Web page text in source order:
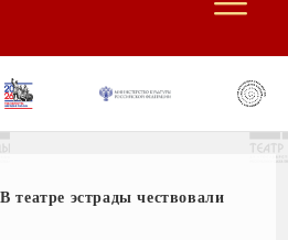
театре эстрады чествовали